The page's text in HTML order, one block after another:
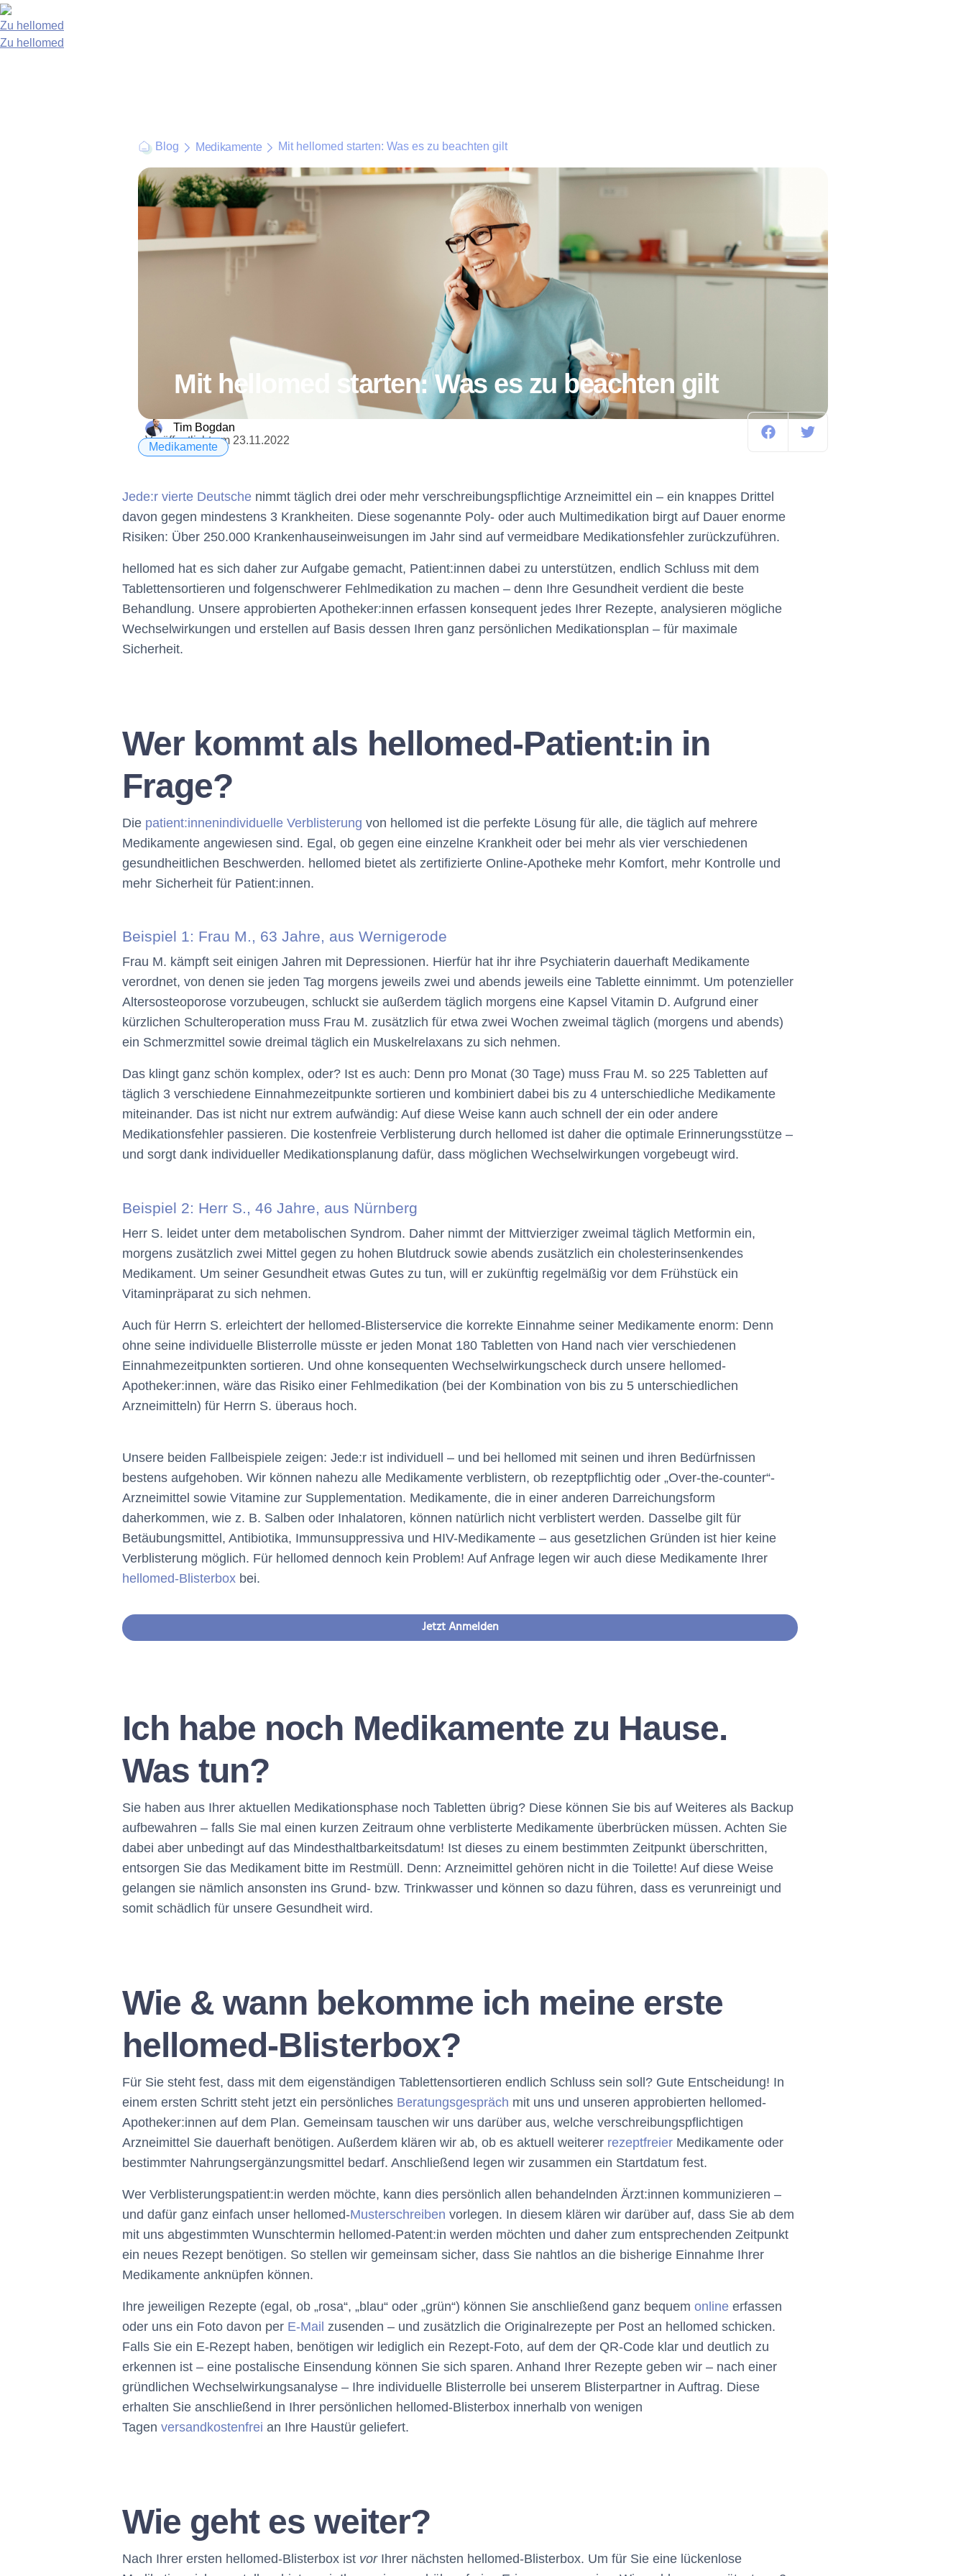
Zu hellomed
Zu hellomed
Blog Medikamente Mit hellomed starten: Was es zu beachten gilt
Mit hellomed starten: Was es zu beachten gilt
Tim Bogdan
Veröffentlicht am 23.11.2022
Medikamente
Jede:r vierte Deutsche nimmt täglich drei oder mehr verschreibungspflichtige Arzneimittel ein – ein knappes Drittel
davon gegen mindestens 3 Krankheiten. Diese sogenannte Poly- oder auch Multimedikation birgt auf Dauer enorme
Risiken: Über 250.000 Krankenhauseinweisungen im Jahr sind auf vermeidbare Medikationsfehler zurückzuführen.
hellomed hat es sich daher zur Aufgabe gemacht, Patient:innen dabei zu unterstützen, endlich Schluss mit dem
Tablettensortieren und folgenschwerer Fehlmedikation zu machen – denn Ihre Gesundheit verdient die beste
Behandlung. Unsere approbierten Apotheker:innen erfassen konsequent jedes Ihrer Rezepte, analysieren mögliche
Wechselwirkungen und erstellen auf Basis dessen Ihren ganz persönlichen Medikationsplan – für maximale
Sicherheit.
Wer kommt als hellomed-Patient:in in
Frage?
Die patient:innenindividuelle Verblisterung von hellomed ist die perfekte Lösung für alle, die täglich auf mehrere
Medikamente angewiesen sind. Egal, ob gegen eine einzelne Krankheit oder bei mehr als vier verschiedenen
gesundheitlichen Beschwerden. hellomed bietet als zertifizierte Online-Apotheke mehr Komfort, mehr Kontrolle und
mehr Sicherheit für Patient:innen.
Beispiel 1: Frau M., 63 Jahre, aus Wernigerode
Frau M. kämpft seit einigen Jahren mit Depressionen. Hierfür hat ihr ihre Psychiaterin dauerhaft Medikamente
verordnet, von denen sie jeden Tag morgens jeweils zwei und abends jeweils eine Tablette einnimmt. Um potenzieller
Altersosteoporose vorzubeugen, schluckt sie außerdem täglich morgens eine Kapsel Vitamin D. Aufgrund einer
kürzlichen Schulteroperation muss Frau M. zusätzlich für etwa zwei Wochen zweimal täglich (morgens und abends)
ein Schmerzmittel sowie dreimal täglich ein Muskelrelaxans zu sich nehmen.
Das klingt ganz schön komplex, oder? Ist es auch: Denn pro Monat (30 Tage) muss Frau M. so 225 Tabletten auf
täglich 3 verschiedene Einnahmezeitpunkte sortieren und kombiniert dabei bis zu 4 unterschiedliche Medikamente
miteinander. Das ist nicht nur extrem aufwändig: Auf diese Weise kann auch schnell der ein oder andere
Medikationsfehler passieren. Die kostenfreie Verblisterung durch hellomed ist daher die optimale Erinnerungsstütze –
und sorgt dank individueller Medikationsplanung dafür, dass möglichen Wechselwirkungen vorgebeugt wird.
Beispiel 2: Herr S., 46 Jahre, aus Nürnberg
Herr S. leidet unter dem metabolischen Syndrom. Daher nimmt der Mittvierziger zweimal täglich Metformin ein,
morgens zusätzlich zwei Mittel gegen zu hohen Blutdruck sowie abends zusätzlich ein cholesterinsenkendes
Medikament. Um seiner Gesundheit etwas Gutes zu tun, will er zukünftig regelmäßig vor dem Frühstück ein
Vitaminpräparat zu sich nehmen.
Auch für Herrn S. erleichtert der hellomed-Blisterservice die korrekte Einnahme seiner Medikamente enorm: Denn
ohne seine individuelle Blisterrolle müsste er jeden Monat 180 Tabletten von Hand nach vier verschiedenen
Einnahmezeitpunkten sortieren. Und ohne konsequenten Wechselwirkungscheck durch unsere hellomed-
Apotheker:innen, wäre das Risiko einer Fehlmedikation (bei der Kombination von bis zu 5 unterschiedlichen
Arzneimitteln) für Herrn S. überaus hoch.
Unsere beiden Fallbeispiele zeigen: Jede:r ist individuell – und bei hellomed mit seinen und ihren Bedürfnissen
bestens aufgehoben. Wir können nahezu alle Medikamente verblistern, ob rezeptpflichtig oder „Over-the-counter“-
Arzneimittel sowie Vitamine zur Supplementation. Medikamente, die in einer anderen Darreichungsform
daherkommen, wie z. B. Salben oder Inhalatoren, können natürlich nicht verblistert werden. Dasselbe gilt für
Betäubungsmittel, Antibiotika, Immunsuppressiva und HIV-Medikamente – aus gesetzlichen Gründen ist hier keine
Verblisterung möglich. Für hellomed dennoch kein Problem! Auf Anfrage legen wir auch diese Medikamente Ihrer
hellomed-Blisterbox bei.
Jetzt Anmelden
Ich habe noch Medikamente zu Hause.
Was tun?
Sie haben aus Ihrer aktuellen Medikationsphase noch Tabletten übrig? Diese können Sie bis auf Weiteres als Backup
aufbewahren – falls Sie mal einen kurzen Zeitraum ohne verblisterte Medikamente überbrücken müssen. Achten Sie
dabei aber unbedingt auf das Mindesthaltbarkeitsdatum! Ist dieses zu einem bestimmten Zeitpunkt überschritten,
entsorgen Sie das Medikament bitte im Restmüll. Denn: Arzneimittel gehören nicht in die Toilette! Auf diese Weise
gelangen sie nämlich ansonsten ins Grund- bzw. Trinkwasser und können so dazu führen, dass es verunreinigt und
somit schädlich für unsere Gesundheit wird.
Wie & wann bekomme ich meine erste
hellomed-Blisterbox?
Für Sie steht fest, dass mit dem eigenständigen Tablettensortieren endlich Schluss sein soll? Gute Entscheidung! In
einem ersten Schritt steht jetzt ein persönliches Beratungsgespräch mit uns und unseren approbierten hellomed-
Apotheker:innen auf dem Plan. Gemeinsam tauschen wir uns darüber aus, welche verschreibungspflichtigen
Arzneimittel Sie dauerhaft benötigen. Außerdem klären wir ab, ob es aktuell weiterer rezeptfreier Medikamente oder
bestimmter Nahrungsergänzungsmittel bedarf. Anschließend legen wir zusammen ein Startdatum fest.
Wer Verblisterungspatient:in werden möchte, kann dies persönlich allen behandelnden Ärzt:innen kommunizieren –
und dafür ganz einfach unser hellomed-Musterschreiben vorlegen. In diesem klären wir darüber auf, dass Sie ab dem
mit uns abgestimmten Wunschtermin hellomed-Patent:in werden möchten und daher zum entsprechenden Zeitpunkt
ein neues Rezept benötigen. So stellen wir gemeinsam sicher, dass Sie nahtlos an die bisherige Einnahme Ihrer
Medikamente anknüpfen können.
Ihre jeweiligen Rezepte (egal, ob „rosa“, „blau“ oder „grün“) können Sie anschließend ganz bequem online erfassen
oder uns ein Foto davon per E-Mail zusenden – und zusätzlich die Originalrezepte per Post an hellomed schicken.
Falls Sie ein E-Rezept haben, benötigen wir lediglich ein Rezept-Foto, auf dem der QR-Code klar und deutlich zu
erkennen ist – eine postalische Einsendung können Sie sich sparen. Anhand Ihrer Rezepte geben wir – nach einer
gründlichen Wechselwirkungsanalyse – Ihre individuelle Blisterrolle bei unserem Blisterpartner in Auftrag. Diese
erhalten Sie anschließend in Ihrer persönlichen hellomed-Blisterbox innerhalb von wenigen
Tagen versandkostenfrei an Ihre Haustür geliefert.
Wie geht es weiter?
Nach Ihrer ersten hellomed-Blisterbox ist vorIhrer nächsten hellomed-Blisterbox. Um für Sie eine lückenlose